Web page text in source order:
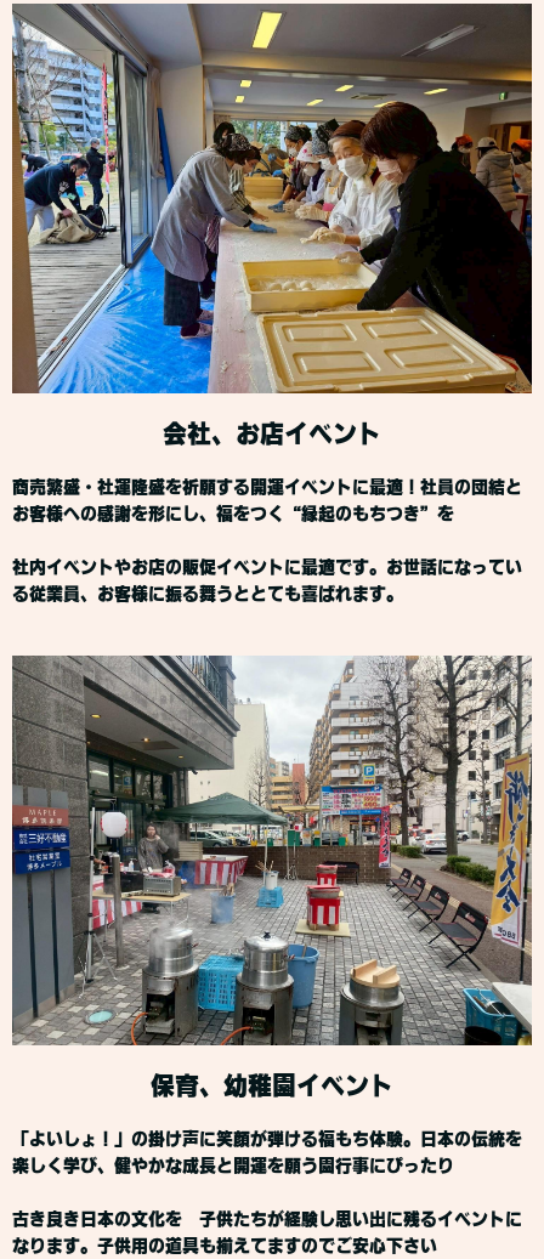
会社、お店イベント
商売繁盛・社運隆盛を祈願する開運イベントに最適！社員の団結と
お客様への感謝を形にし、福をつく“縁起のもちつき”を
社内イベントやお店の販促イベントに最適です。お世話になってい
る従業員、お客様に振る舞うととても喜ばれます。
保育、幼稚園イベント
「よいしょ！」の掛け声に笑顔が弾ける福もち体験。日本の伝統を
楽しく学び、健やかな成長と開運を願う園行事にぴったり
古き良き日本の文化を 子供たちが経験し思い出に残るイベントに
なります。子供用の道具も揃えてますのでご安心下さい